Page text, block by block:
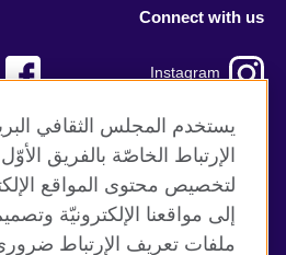
Connect with us
Instagram
Twitter
يستخدم المجلس الثقافي
الإرتباط الخاصّة بالفريق
لتخصيص محتوى المواقع
إلى مواقعنا الإلكترونيّة
ملفات تعريف الإرتباط